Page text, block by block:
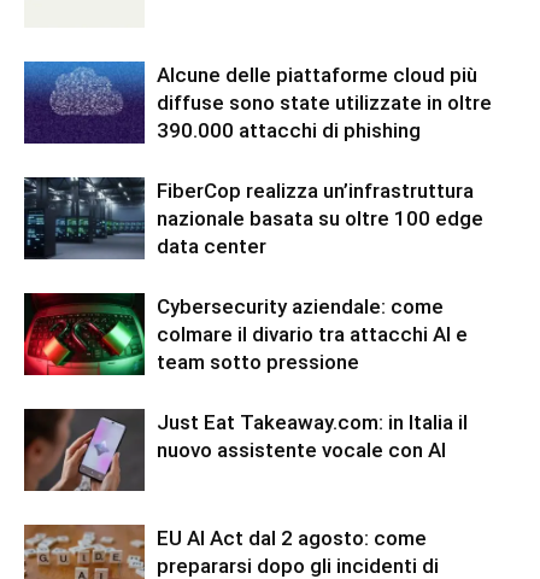
Alcune delle piattaforme cloud più
diffuse sono state utilizzate in oltre
390.000 attacchi di phishing
FiberCop realizza un’infrastruttura
nazionale basata su oltre 100 edge
data center
Cybersecurity aziendale: come
colmare il divario tra attacchi AI e
team sotto pressione
Just Eat Takeaway.com: in Italia il
nuovo assistente vocale con AI
EU AI Act dal 2 agosto: come
prepararsi dopo gli incidenti di